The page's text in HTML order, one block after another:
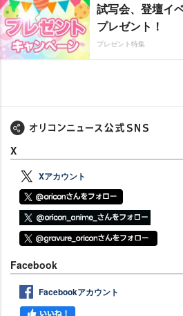
試写会、登壇イ
プレゼント！
プレゼント特集
X
Xアカウント
Facebook
Facebookアカウント